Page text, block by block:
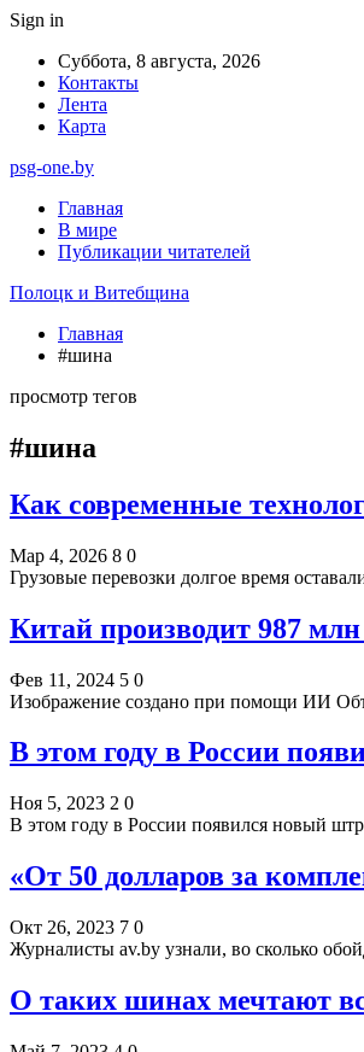
Sign in
Суббота, 8 августа, 2026
Контакты
Лента
Карта
psg-one.by
Главная
В мире
Публикации читателей
Полоцк и Витебщина
Главная
#шина
просмотр тегов
#шина
Как современные
Мар 4, 2026 8 0
Грузовые перевозки долгое время
Китай производит 987
Фев 11, 2024 5 0
Изображение создано при помощи ИИ
В этом году в России
Ноя 5, 2023 2 0
В этом году в России появился новый
«От 50 долларов за
Окт 26, 2023 7 0
Журналисты av.by узнали, во сколько
О таких шинах мечтают